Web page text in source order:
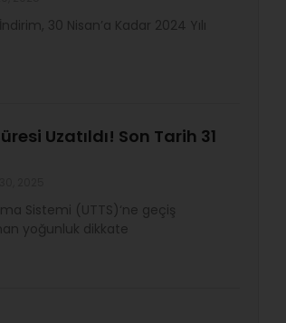
30 Nisan’a Kadar 2024 Yılı
Uzatıldı! Son Tarih 31
Sistemi (UTTS)‘ne geçiş
yoğunluk dikkate